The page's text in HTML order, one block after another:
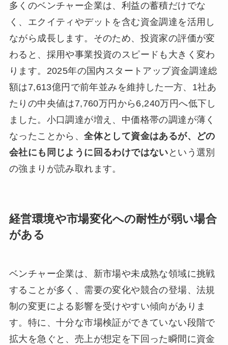
多くのベンチャー企業は、利益の蓄積だけでな
く、エクイティやデットを含む資金調達を活用し
ながら成長します。そのため、投資家の評価が変
わると、採用や事業投資のスピードも大きく変わ
ります。2025年の国内スタートアップ資金調達総
額は7,613億円で前年並みを維持した一方、1社あ
たりの中央値は7,760万円から6,240万円へ低下し
ました。小口調達が増え、中価格帯の調達が薄く
なったことから、全体として資金はあるが、どの
会社にも同じように回るわけではない という選別
の強まりが読み取れます。
経営環境や市場変化への耐性が弱い場合
がある
ベンチャー企業は、新市場や未成熟な領域に挑戦
することが多く、需要の変化や競合の登場、法規
制の変更による影響を受けやすい傾向がありま
す。特に、十分な市場検証ができていない段階で
拡大を急ぐと、売上が想定を下回った瞬間に資金